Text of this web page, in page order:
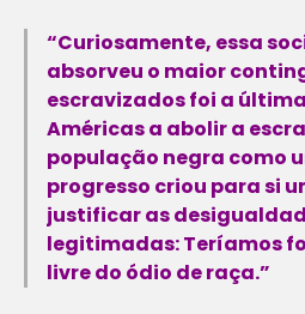
“Curiosamente, essa
absorveu o maior
escravizados foi a
Américas a abolir a
população negra como
progresso criou para si
justificar as
legitimadas: Teríamos
livre do ódio de raça.”